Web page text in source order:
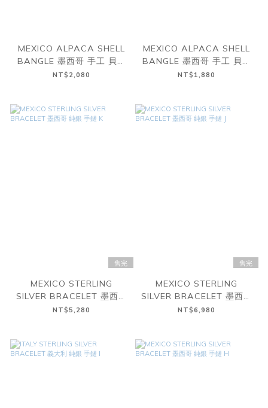
MEXICO ALPACA SHELL
BANGLE 墨西哥 手工 貝殼
手環 D
NT$2,080
MEXICO ALPACA SHELL
BANGLE 墨西哥 手工 貝殼
手環 C
NT$1,880
售完
MEXICO STERLING
SILVER BRACELET 墨西哥
純銀 手鏈 K
NT$5,280
售完
MEXICO STERLING
SILVER BRACELET 墨西哥
純銀 手鏈 J
NT$6,980